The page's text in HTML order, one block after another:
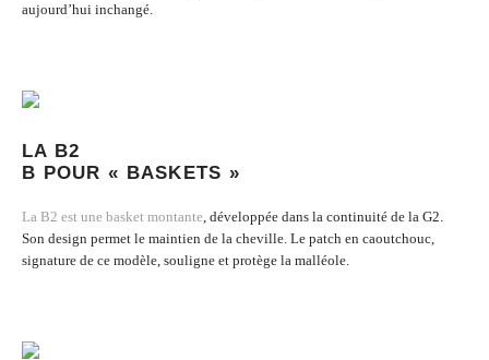
aujourd’hui inchangé.
LA B2
B POUR « BASKETS »
La B2 est une basket montante, développée dans la continuité de la G2.
Son design permet le maintien de la cheville. Le patch en caoutchouc,
signature de ce modèle, souligne et protège la malléole.